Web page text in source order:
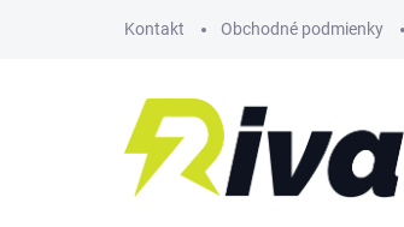
Kontakt Obchodné podmienky